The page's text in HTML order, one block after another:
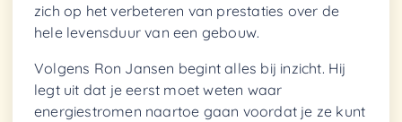
zich op het verbeteren van prestaties over de
hele levensduur van een gebouw.
Volgens Ron Jansen begint alles bij inzicht. Hij
legt uit dat je eerst moet weten waar
energiestromen naartoe gaan voordat je ze kunt